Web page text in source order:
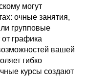
могут
очные занятия,
групповые
графика
вашей
гибко
курсы создают